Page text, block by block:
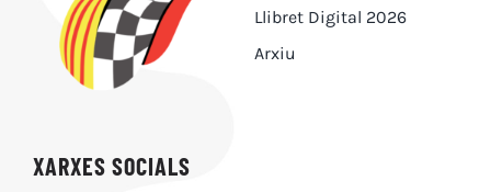
Llibret Digital 2026
Arxiu
XARXES SOCIALS